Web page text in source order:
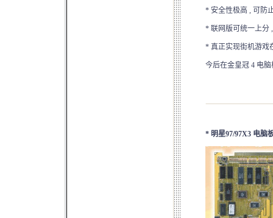
* 安全性极高 , 可防
* 联网版可统一上分
* 真正实现街机游戏
今后在金皇冠 4 电
* 明星97/97X3 电脑